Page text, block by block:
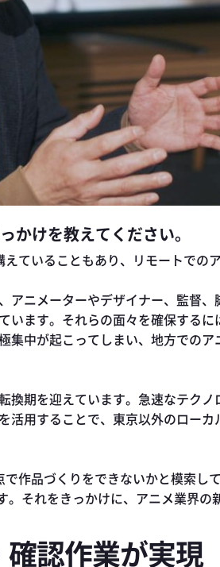
けを教えてください。
ていることもあり、リモートでの
アニメーターやデザイナー、監督
います。それらの面々を確保するに
集中が起こってしまい、地方での
換期を迎えています。急速なテク
活用することで、東京以外のロー
作品づくりをできないかと模索し
それをきっかけに、アニメ業界の
認作業が実現